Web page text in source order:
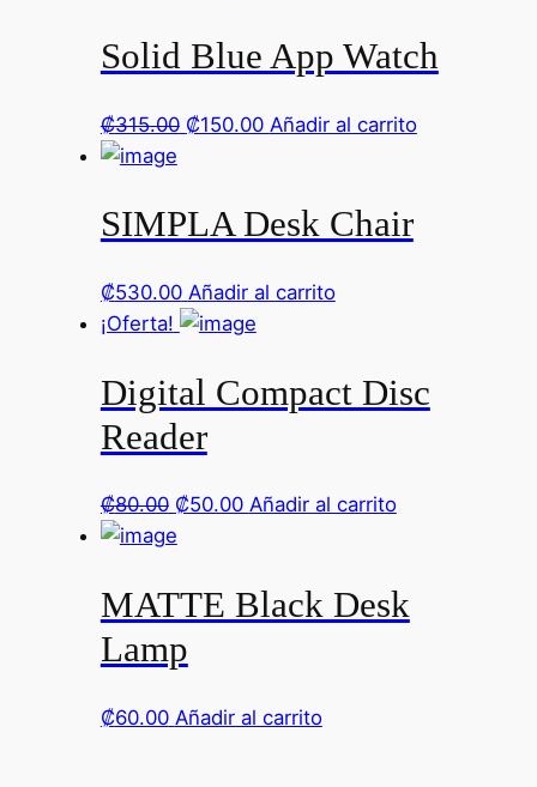
Solid Blue App Watch
₡315.00 El
era:
.
₡315.00
₡150.00El
es:
.
₡150.00
Añadir al carrito
SIMPLA Desk Chair
₡530.00 Añadir al carrito
¡Oferta!
Digital Compact Disc
Reader
₡80.00 El
precio
era:
.
₡80.00
₡50.00El
es:
.
Añadir al carrito
MATTE Black Desk
Lamp
₡60.00 Añadir al carrito